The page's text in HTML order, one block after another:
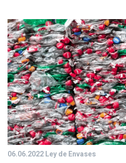
06.06.2022Ley de Envases